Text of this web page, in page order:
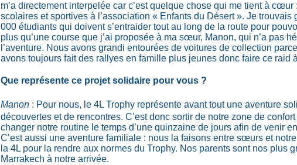
m’a directement interpelée car c’est quelque chose qui me tient à
scolaires et sportives à l’association « Enfants du Désert ». Je
000 étudiants qui doivent s’entraider tout au long de la route pour
plus qu’une course que j’ai proposée à ma sœur, Manon, qui n’a pas
l’aventure. Nous avons grandi entourées de voitures de collection
avons toujours fait des rallyes en famille plus jeunes donc faire ce raid
Que représente ce projet solidaire pour vous ?
Manon : Pour nous, le 4L Trophy représente avant tout une aventure
découvertes et de rencontres. C’est donc sortir de notre zone de
changer notre routine le temps d’une quinzaine de jours afin de venir
C’est aussi une aventure familiale : nous la faisons entre sœurs et
la 4L pour la rendre aux normes du Trophy. Nos parents sont nos plus
Marrakech à notre arrivée.